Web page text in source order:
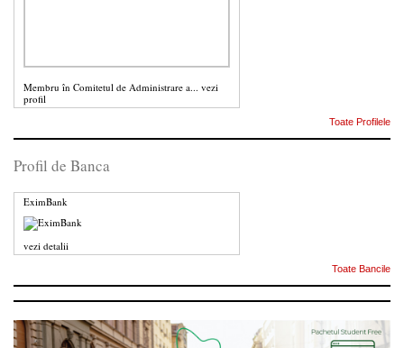
Membru în Comitetul de Administrare a... vezi
profil
Toate Profilele
Profil de Banca
EximBank
vezi detalii
Toate Bancile